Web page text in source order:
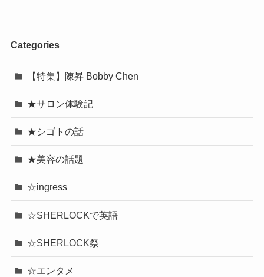
Categories
【特集】陳昇 Bobby Chen
★サロン体験記
★シゴトの話
★美容の話題
☆ingress
☆SHERLOCKで英語
☆SHERLOCK祭
☆エンタメ